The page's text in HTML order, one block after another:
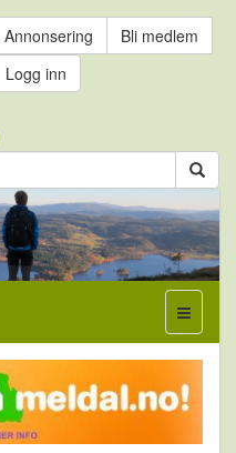
Annonsering
Bli medlem
Logg inn